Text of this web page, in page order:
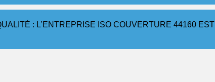
: L’ENTREPRISE ISO COUVERTURE 44160 EST